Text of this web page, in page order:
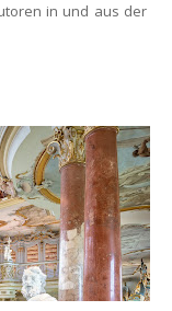
in und aus der